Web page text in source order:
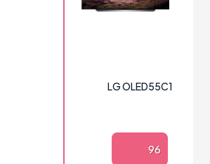
LG OLED55C1
96